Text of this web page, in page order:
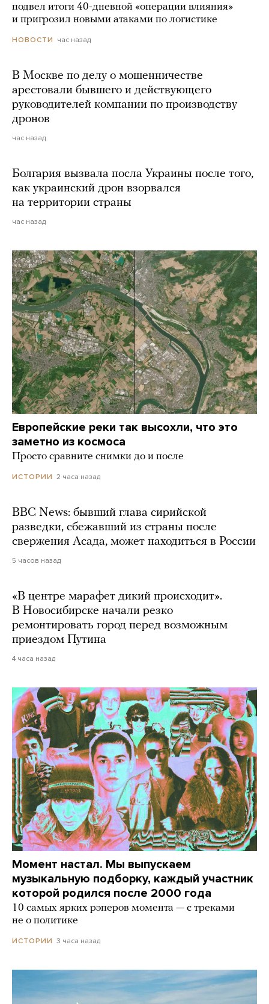
подвел итоги 40-дневной «операции влияния»
и пригрозил новыми атаками по логистике
НОВОСТИ час назад
В Москве по делу о мошенничестве
арестовали бывшего и действующего
руководителей компании по производству
дронов
час назад
Болгария вызвала посла Украины после того,
как украинский дрон взорвался
на территории страны
час назад
Европейские реки так высохли, что это
заметно из космоса
Просто сравните снимки до и после
ИСТОРИИ 2 часа назад
BBC News: бывший глава сирийской
разведки, сбежавший из страны после
свержения Асада, может находиться в России
5 часов назад
«В центре марафет дикий происходит».
В Новосибирске начали резко
ремонтировать город перед возможным
приездом Путина
4 часа назад
Момент настал. Мы выпускаем
музыкальную подборку, каждый участник
которой родился после 2000 года
10 самых ярких рэперов момента — с треками
не о политике
ИСТОРИИ 3 часа назад